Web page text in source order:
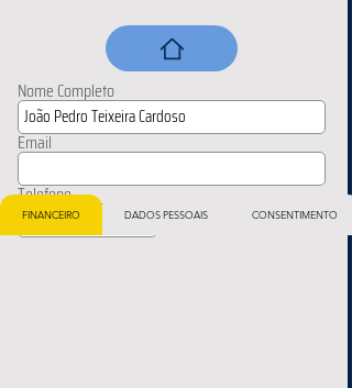
Nome Completo
Email
Telefone
FINANCEIRO DADOS PESSOAIS CONSENTIMENTO